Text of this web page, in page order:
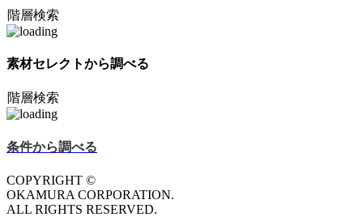
階層検索
素材セレクトから調べる
階層検索
条件から調べる
COPYRIGHT ©
OKAMURA CORPORATION.
ALL RIGHTS RESERVED.